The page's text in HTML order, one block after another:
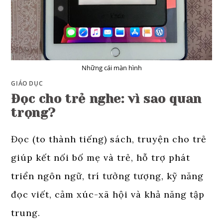
Những cái màn hình
GIÁO DỤC
Đọc cho trẻ nghe: vì sao quan
trọng?
Đọc (to thành tiếng) sách, truyện cho trẻ
giúp kết nối bố mẹ và trẻ, hỗ trợ phát
triển ngôn ngữ, trí tưởng tượng, kỹ năng
đọc viết, cảm xúc-xã hội và khả năng tập
trung.